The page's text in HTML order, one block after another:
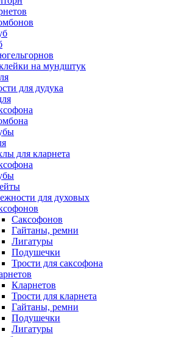
на мундштук
для дудука
для кларнета
для духовых
Саксофонов
Гайтаны, ремни
Лигатуры
Подушечки
Трости для саксофона
Кларнетов
Трости для кларнета
Гайтаны, ремни
Подушечки
Лигатуры